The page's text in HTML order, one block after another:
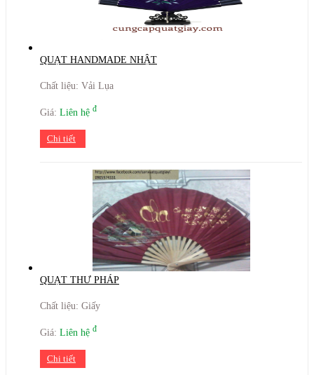
QUẠT HANDMADE NHẬT
Chất liệu: Vải Lụa
Giá: Liên hệ đ
Chi tiết
QUẠT THƯ PHÁP
Chất liệu: Giấy
Giá: Liên hệ đ
Chi tiết